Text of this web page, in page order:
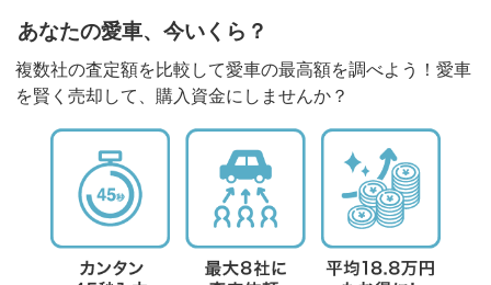
あなたの愛車、今いくら？
複数社の査定額を比較して愛車の最高額を調べよう！愛車
を賢く売却して、購入資金にしませんか？